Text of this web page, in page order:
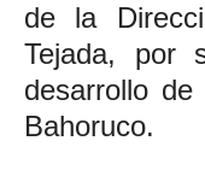
de la
Tejada, por
desarrollo
Bahoruco.